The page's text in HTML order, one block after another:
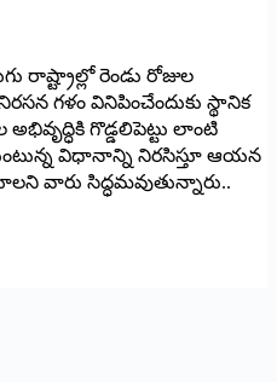
రాష్ట్రాల్లో రెండు రోజుల
గళం వినిపించేందుకు స్థానిక
అభివృద్ధికి గొడ్డలిపెట్టు లాంటి
విధానాన్ని నిరసిస్తూ ఆయన
వారు సిద్ధమవుతున్నారు..